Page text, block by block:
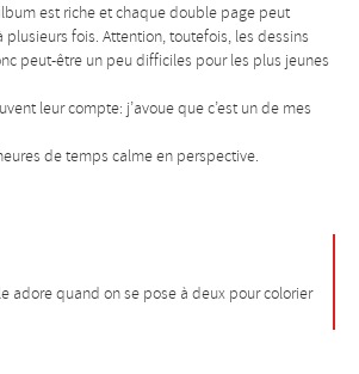
est riche et chaque double page peut
plusieurs fois. Attention, toutefois, les dessins
peut-être un peu difficiles pour les plus jeunes
leur compte: j’avoue que c’est un de mes
de temps calme en perspective.
adore quand on se pose à deux pour colorier